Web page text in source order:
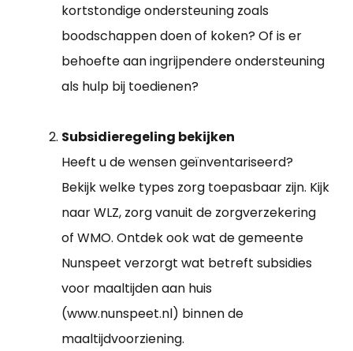
kortstondige ondersteuning zoals
boodschappen doen of koken? Of is er
behoefte aan ingrijpendere ondersteuning
als hulp bij toedienen?
Subsidieregeling bekijken
Heeft u de wensen geïnventariseerd?
Bekijk welke types zorg toepasbaar zijn. Kijk
naar WLZ, zorg vanuit de zorgverzekering
of WMO. Ontdek ook wat de gemeente
Nunspeet verzorgt wat betreft subsidies
voor maaltijden aan huis
(www.nunspeet.nl) binnen de
maaltijdvoorziening.